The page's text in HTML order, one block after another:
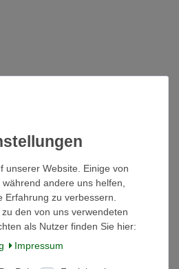
Mobile
unserer Website. Einige von
andere uns helfen,
Erfahrung zu verbessern.
den von uns verwendeten
als Nutzer finden Sie hier:
Impressum